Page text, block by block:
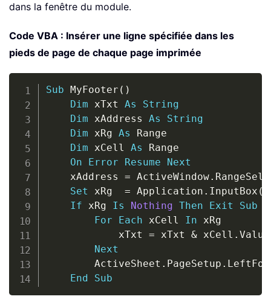
dans la fenêtre du module.
Code VBA : Insérer une ligne spécifiée dans les
pieds de page de chaque page imprimée
Sub MyFooter ( )
Dim xTxt As
String
Dim xAddress As
String
Dim xRg As Range
Dim xCell As Range
On
Error Resume
Next
	xAddress
= ActiveWindow.
Set xRg = Application . InputBox (
If xRg Is Nothing Then Exit
Sub
For
Each xCell In xRg
			xTxt
= xTxt & xCell .
Next
		ActiveSheet
. PageSetup .
End
Sub